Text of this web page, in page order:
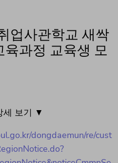
업사관학교 새싹
육과정 교육생 모
세 보기 ▼
dongdaemun/re/cust